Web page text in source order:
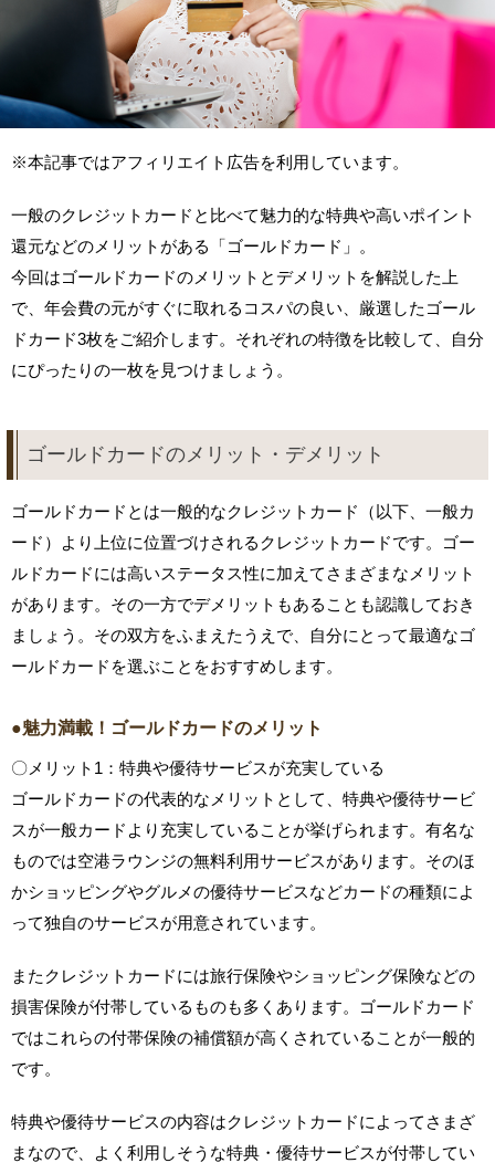
※本記事ではアフィリエイト広告を利用しています。
一般のクレジットカードと比べて魅力的な特典や高いポイント
還元などのメリットがある「ゴールドカード」。
今回はゴールドカードのメリットとデメリットを解説した上
で、年会費の元がすぐに取れるコスパの良い、厳選したゴール
ドカード3枚をご紹介します。それぞれの特徴を比較して、自分
にぴったりの一枚を見つけましょう。
ゴールドカードのメリット・デメリット
ゴールドカードとは一般的なクレジットカード（以下、一般カ
ード）より上位に位置づけされるクレジットカードです。ゴー
ルドカードには高いステータス性に加えてさまざまなメリット
があります。その一方でデメリットもあることも認識しておき
ましょう。その双方をふまえたうえで、自分にとって最適なゴ
ールドカードを選ぶことをおすすめします。
●魅力満載！ゴールドカードのメリット
〇メリット1：特典や優待サービスが充実している
ゴールドカードの代表的なメリットとして、特典や優待サービ
スが一般カードより充実していることが挙げられます。有名な
ものでは空港ラウンジの無料利用サービスがあります。そのほ
かショッピングやグルメの優待サービスなどカードの種類によ
って独自のサービスが用意されています。
またクレジットカードには旅行保険やショッピング保険などの
損害保険が付帯しているものも多くあります。ゴールドカード
ではこれらの付帯保険の補償額が高くされていることが一般的
です。
特典や優待サービスの内容はクレジットカードによってさまざ
まなので、よく利用しそうな特典・優待サービスが付帯してい